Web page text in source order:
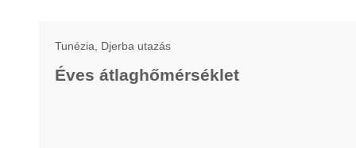
Tunézia, Djerba utazás
Éves átlaghőmérséklet